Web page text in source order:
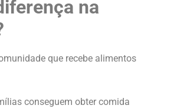
na
que recebe alimentos
conseguem obter comida